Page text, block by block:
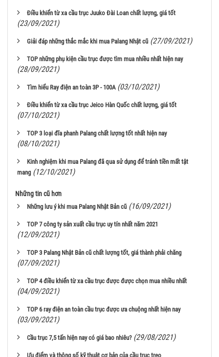
Điều khiển từ xa cầu trục Juuko Đài Loan chất lượng, giá tốt
(23/09/2021)
Giải đáp những thắc mắc khi mua Palang Nhật cũ (27/09/2021)
TOP những phụ kiện cầu trục được tìm mua nhiều nhất hiện nay
(28/09/2021)
Tìm hiểu Ray điện an toàn 3P - 100A (03/10/2021)
Điều khiển từ xa cầu trục Jeico Hàn Quốc chất lượng, giá tốt
(07/10/2021)
TOP 3 loại đĩa phanh Palang chất lượng tốt nhất hiện nay
(08/10/2021)
Kinh nghiệm khi mua Palang đã qua sử dụng để tránh tiền mất tật
mang (12/10/2021)
Những tin cũ hơn
Những lưu ý khi mua Palang Nhật Bản cũ (16/09/2021)
TOP 7 công ty sản xuất cầu trục uy tín nhất năm 2021
(12/09/2021)
TOP 3 Palang Nhật Bản cũ chất lượng tốt, giá thành phải chăng
(07/09/2021)
TOP 4 điều khiển từ xa cầu trục được được chọn mua nhiều nhất
(04/09/2021)
TOP 6 ray điện an toàn cầu trục được ưa chuộng nhất hiện nay
(03/09/2021)
Cầu trục 7,5 tấn hiện nay có giá bao nhiêu? (29/08/2021)
Ưu điểm và thông số kỹ thuật cơ bản của cầu trục treo